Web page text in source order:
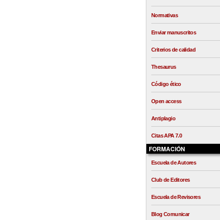
Normativas
Enviar manuscritos
Criterios de calidad
Thesaurus
Código ético
Open access
Antiplagio
Citas APA 7.0
FORMACIÓN
Escuela de Autores
Club de Editores
Escuela de Revisores
Blog Comunicar